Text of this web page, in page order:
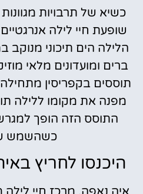
כשיא של תרבויות
שופעת חיי לילה אנרגטיים
הלילה הים תיכוני
ברים ומועדונים מלאי
תוססים בקפריסין
מפנה את מקומו ללילה
התוסס הזה הופך
כשהשמש
היכנסו לחריץ